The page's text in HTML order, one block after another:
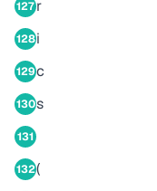
127r
128i
129c
130s
131
132(